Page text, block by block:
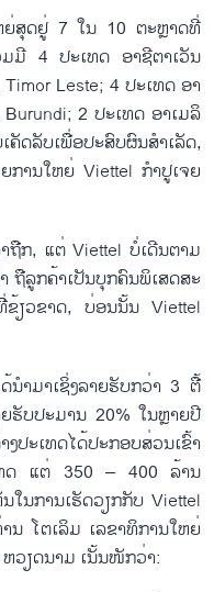
ຍ່​ສຸດຢູ່ 7 ໃນ 10 ຕະຫຼາດ​ທີ່​
ມີ 4 ປະ​ເທດ ອາ​ຊີ​ຕາ​ເວັນ​
Leste; 4 ປະ​ເທດ ອາ​
2 ປະ​ເທດ ອາ​ເມ​ລິ​
ດ​ລັບ​ເພື່ອ​ປະ​ສົບ​ຜົນ​ສຳ​ເລັດ​,
ການ​ໃຫຍ່​ Viettel ກຳ​ປູ​ເຈຍ
ຖືກ, ແຕ່ Viettel ບໍ່​ເດີນ​ຕາມ​
ຖື​ລູ​ກ​ຄ້າ​ເປັນ​ບຸກຄົນພິເສດ​ສະ​
ຂ້ຽວ​ຂາດ, ບ່ອນນັ້ນ Viettel
ນຳ​ມາ​ເຊິ່ງ​ລາຍ​ຮັບ​ກວ່າ 3 ຕື້
ຮັບ​ປະ​ມານ 20% ໃນຫຼາຍ​ປີ​
ປະ​ເທດ​ໄດ້​ປະ​ກອບສ່ວນ​ເຂົ້າ​
ທດ ແຕ່ 350 – 400 ລ້ານ
ນ​ການ​ເຮັດ​ວຽກ​ກັບ Viettel
ນ ໂຕ​ເລິມ ​ເລ​ຂາ​ທິ​ການ​ໃຫຍ່
ວຽດ​ນາມ ເນັ້ນ​ໜັກ​ວ່າ: